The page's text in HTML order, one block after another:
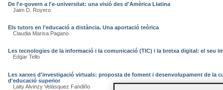
De l'e-govern a l'e-universitat: una visió des d'Amèrica Llatina
Jaim D. Royero
Els tutors en l'educació a distància. Una aportació teòrica
Claudia Marisa Pagano
Les tecnologies de la informació i la comunicació (TIC) i la bretxa digital: el seu
Edgar Tello
Les xarxes d'investigació virtuals: proposta de foment i desenvolupament de la
d'educació superior
Laity Alvinzy Velásquez Fandiño